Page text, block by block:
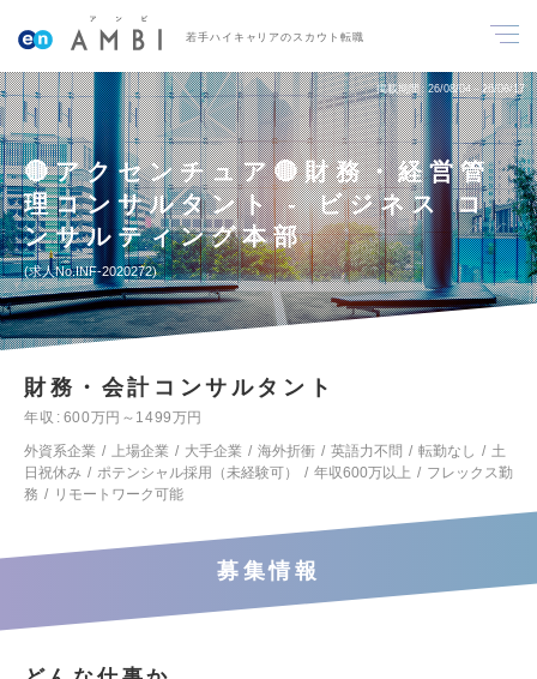
若手ハイキャリアのスカウト転職
掲載期間 26/08/04～26/08/17
🔴アクセンチュア🔴財務・経営管
理コンサルタント - ビジネス コ
ンサルティング本部
求人No.INF-2020272
財務・会計コンサルタント
年収
600万円～1499万円
外資系企業
上場企業 大手企業 海外折衝 英語力不問 転勤なし
土
日祝休み
ポテンシャル採用（未経験可） 年収600万以上
フレックス勤
務
リモートワーク可能
募集情報